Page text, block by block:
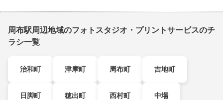
周布駅周辺地域のフォトスタジオ・プリントサービスのチ
ラシ一覧
治和町 津摩町 周布町 吉地町
日脚町 穂出町 西村町 中場